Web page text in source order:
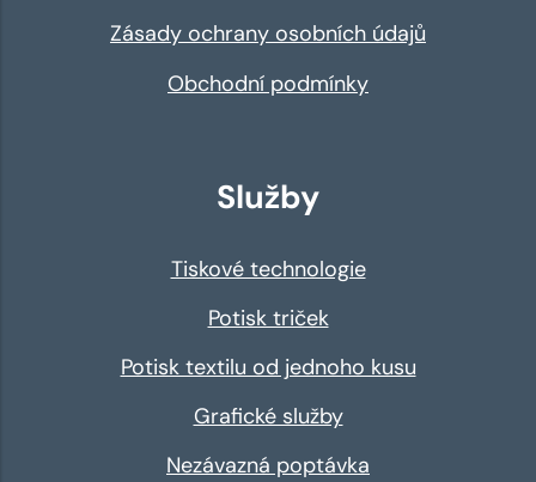
Zásady ochrany osobních údajů
Obchodní podmínky
Služby
Tiskové technologie
Potisk triček
Potisk textilu od jednoho kusu
Grafické služby
Nezávazná poptávka